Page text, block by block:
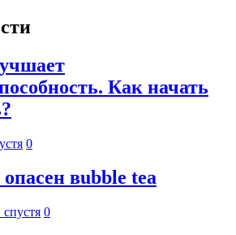
Как начать
0
вubble tea
спустя 0